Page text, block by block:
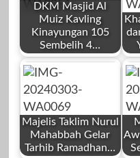
DKM Masjid Al
Muiz Kavling
Kinayungan 105
Sembelih 4…
by
Redaksi
by
Majelis Taklim Nurul
Mahabbah Gelar
Tarhib Ramadhan…